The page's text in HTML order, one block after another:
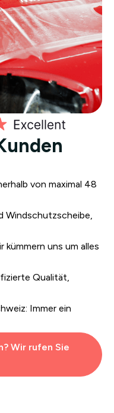
von maximal 48
Windschutzscheibe,
uns um alles
Qualität,
Immer ein
Wir rufen Sie